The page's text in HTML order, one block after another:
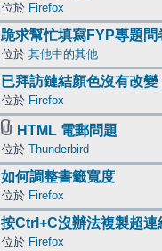
位於 Firefox
跪求幫忙填寫FYP專題問
位於 其他中的其他
已拜訪鏈結顏色沒有改變
位於 Firefox
HTML 電郵問題
位於 Thunderbird
如何調整書籤寬度
位於 Firefox
按Ctrl+C沒辦法複製超連
位於 Firefox